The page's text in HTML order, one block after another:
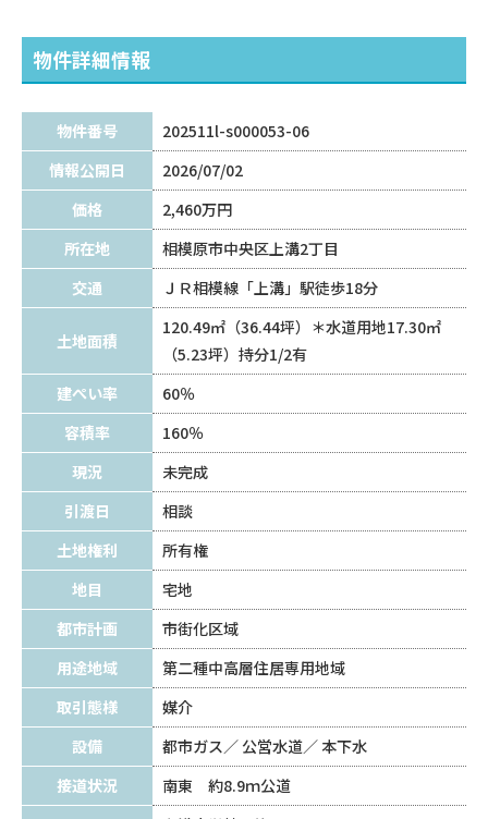
物件詳細情報
物件番号
202511l-s000053-06
情報公開日
2026/07/02
価格
2,460万円
所在地
相模原市中央区上溝2丁目
交通
ＪＲ相模線「上溝」駅徒歩18分
土地面積
120.49㎡（36.44坪）＊水道用地17.30㎡
（5.23坪）持分1/2有
建ぺい率
60％
容積率
160％
現況
未完成
引渡日
相談
土地権利
所有権
地目
宅地
都市計画
市街化区域
用途地域
第二種中高層住居専用地域
取引態様
媒介
設備
都市ガス 公営水道
本下水
接道状況
南東 約8.9ｍ公道